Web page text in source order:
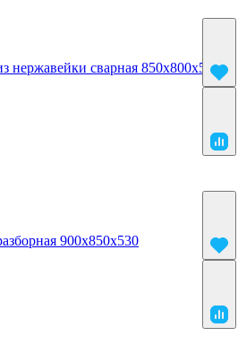
нержавейки сварная 850x800x500
900x850x530